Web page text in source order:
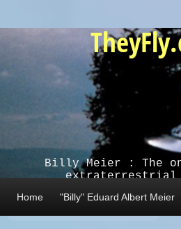
Billy Meier : The
extraterrestrial
Home "Billy" Eduard Albert Meier